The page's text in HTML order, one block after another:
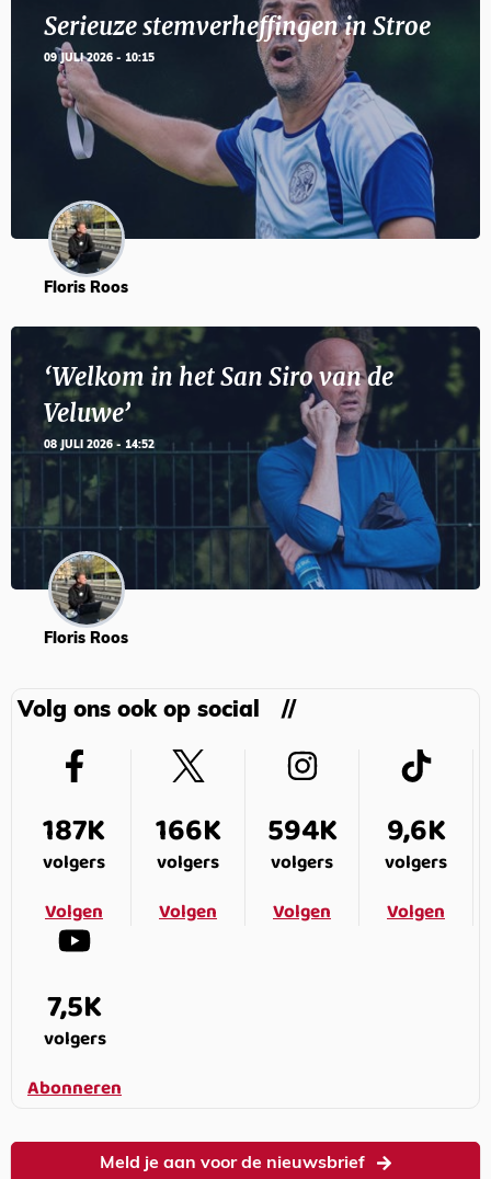
Serieuze stemverheffingen in Stroe
09 JULI 2026 - 10:15
Floris Roos
‘Welkom in het San Siro van de
Veluwe’
08 JULI 2026 - 14:52
Floris Roos
Volg ons ook op social
187K
volgers
Volgen
166K
volgers
Volgen
594K
volgers
Volgen
9,6K
volgers
Volgen
7,5K
volgers
Abonneren
Meld je aan voor de nieuwsbrief